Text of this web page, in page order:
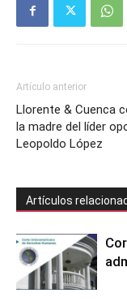
Artículo anterior
Llorente & Cuenca
la madre del líder
Leopoldo López
Artículos